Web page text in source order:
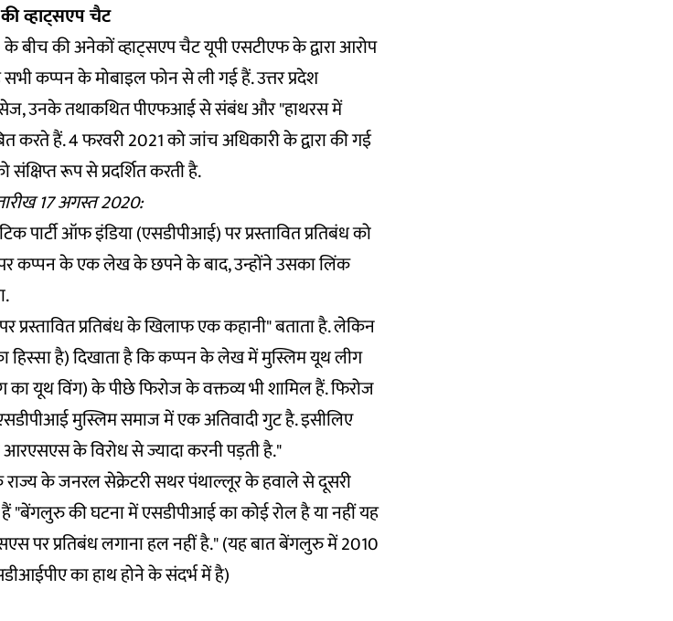
व्हाट्सएप चैट
की अनेकों व्हाट्सएप चैट यूपी एसटीएफ के द्वारा आरोप
कप्पन के मोबाइल फोन से ली गई हैं. उत्तर प्रदेश
उनके तथाकथित पीएफआई से संबंध और "हाथरस में
करते हैं. 4 फरवरी 2021 को जांच अधिकारी के द्वारा की गई
संक्षिप्त रूप से प्रदर्शित करती है.
17 अगस्त 2020:
पार्टी ऑफ इंडिया (एसडीपीआई) परप्रस्तावित प्रतिबंधको
कप्पन के एक लेख के छपने के बाद, उन्होंने उसका लिंक
प्रतिबंध के खिलाफ एक कहानी" बताता है. लेकिन
हिस्सा है) दिखाता है कि कप्पन के लेख में मुस्लिम यूथ लीग
यूथ विंग) के पीछे फिरोज के वक्तव्य भी शामिल हैं. फिरोज
मुस्लिम समाज में एक अतिवादी गुट है. इसीलिए
के विरोध से ज्यादा करनी पड़ती है."
के जनरल सेक्रेटरी सथर पंथाल्लूर के हवाले से दूसरी
"बेंगलुरु की घटना में एसडीपीआई का कोई रोल है या नहीं यह
पर प्रतिबंध लगाना हल नहीं है." (यह बात बेंगलुरु में 2010
काहाथ होने के संदर्भमें है)